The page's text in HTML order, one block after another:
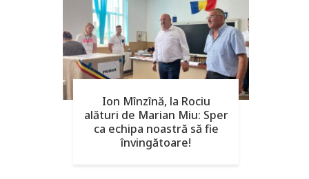
Ion Mînzînă, la Rociu
alături de Marian Miu: Sper
ca echipa noastră să fie
învingătoare!